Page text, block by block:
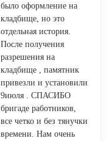
было оформление на
кладбище, но это
отдельная история.
После получения
разрешения на
кладбище , памятник
привезли и установили
9июля . СПАСИБО
бригаде работников,
все четко и без тянучки
времени. Нам очень